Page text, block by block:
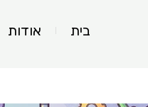
בית אודות